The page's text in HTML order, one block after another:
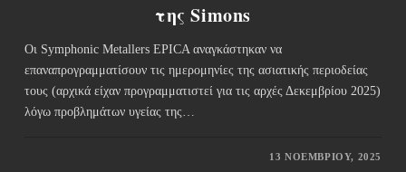
της Simons
Οι Symphonic Metallers EPICA αναγκάστηκαν να
επαναπρογραμματίσουν τις ημερομηνίες της ασιατικής περιοδείας
τους (αρχικά είχαν προγραμματιστεί για τις αρχές Δεκεμβρίου 2025)
λόγω προβλημάτων υγείας της…
13 ΝΟΕΜΒΡΊΟΥ, 2025